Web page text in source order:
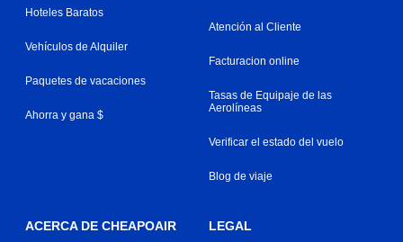
Hoteles Baratos
Vehículos de Alquiler
Paquetes de vacaciones
Ahorra y gana $
Atención al Cliente
Facturacion online
Tasas de Equipaje de las
Aerolíneas
Verificar el estado del vuelo
Blog de viaje
ACERCA DE CHEAPOAIR LEGAL